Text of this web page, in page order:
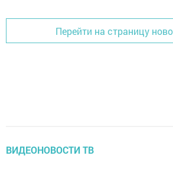
Перейти на страницу
ВИДЕОНОВОСТИ ТВ